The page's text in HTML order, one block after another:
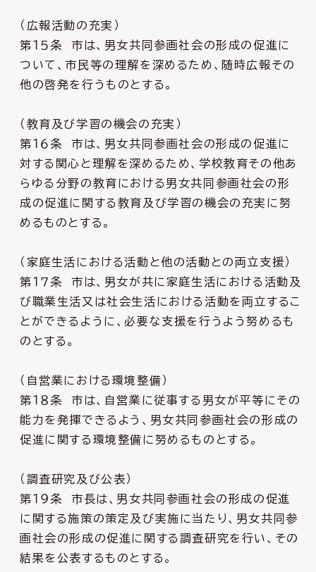
（広報活動の充実）
第１５条 市は、男女共同参画社会の形成の促進に
ついて、市民等の理解を深めるため、随時広報その
他の啓発を行うものとする。
（教育及び学習の機会の充実）
第１６条 市は、男女共同参画社会の形成の促進に
対する関心と理解を深めるため、学校教育その他あ
らゆる分野の教育における男女共同参画社会の形
成の促進に関する教育及び学習の機会の充実に努
めるものとする。
（家庭生活における活動と他の活動との両立支援）
第１７条 市は、男女が共に家庭生活における活動及
び職業生活又は社会生活における活動を両立するこ
とができるように、必要な支援を行うよう努めるも
のとする。
（自営業における環境整備）
第１８条 市は、自営業に従事する男女が平等にその
能力を発揮できるよう、男女共同参画社会の形成の
促進に関する環境整備に努めるものとする。
（調査研究及び公表）
第１９条 市長は、男女共同参画社会の形成の促進
に関する施策の策定及び実施に当たり、男女共同参
画社会の形成の促進に関する調査研究を行い、その
結果を公表するものとする。